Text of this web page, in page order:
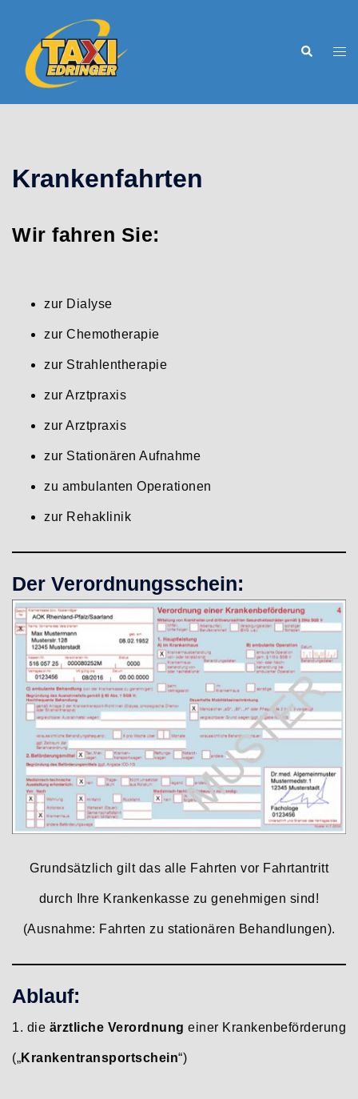
springen
Suche
Krankenfahrten
Wir fahren Sie:
zur Dialyse
zur Chemotherapie
zur Strahlentherapie
zur Arztpraxis
zur Arztpraxis
zur Stationären Aufnahme
zu ambulanten Operationen
zur Rehaklinik
Der Verordnungsschein:
Grundsätzlich gilt das alle Fahrten vor Fahrtantritt
durch Ihre Krankenkasse zu genehmigen sind!
(Ausnahme: Fahrten zu stationären Behandlungen).
Ablauf:
1. die ärztliche Verordnung einer Krankenbeförderung
(„Krankentransportschein“)